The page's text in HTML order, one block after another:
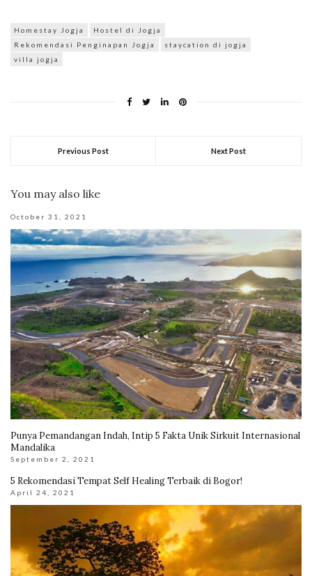
Homestay Jogja
Hostel di Jogja
Rekomendasi Penginapan Jogja
staycation di jogja
villa jogja
Previous Post Next Post
You may also like
October 31, 2021
Punya Pemandangan Indah, Intip 5 Fakta Unik Sirkuit Internasional
Mandalika
September 2, 2021
5 Rekomendasi Tempat Self Healing Terbaik di Bogor!
April 24, 2021